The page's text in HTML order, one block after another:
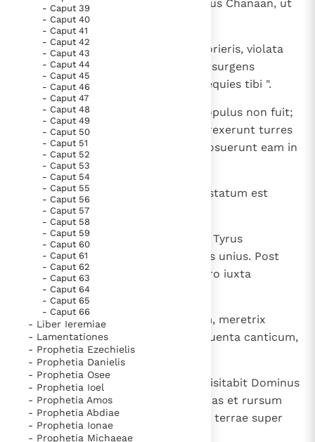
- Caput 39
- Caput 40
- Caput 41
- Caput 42
- Caput 43
- Caput 44
- Caput 45
- Caput 46
- Caput 47
- Caput 48
- Caput 49
- Caput 50
- Caput 51
- Caput 52
- Caput 53
- Caput 54
- Caput 55
- Caput 56
- Caput 57
- Caput 58
- Caput 59
- Caput 60
- Caput 61
- Caput 62
- Caput 63
- Caput 64
- Caput 65
- Caput 66
- Liber Ieremiae
- Lamentationes
- Prophetia Ezechielis
- Prophetia Danielis
- Prophetia Osee
- Prophetia Ioel
- Prophetia Amos
- Prophetia Abdiae
- Prophetia Ionae
- Prophetia Michaeae
regna. Dominus mandavit adversus Chanaan, ut
contereret munimenta eius,
et dixit: " Non adicies ultra ut glorieris, violata
virgo filia Sidonis; in Cetthim consurgens
transfreta: ibi quoque non erit requies tibi ".
Ecce terra Chaldaeorum: talis populus non fuit;
Assyria fundavit eam pro feris. Erexerunt turres
suas; suffoderunt domos eius, posuerunt eam in
ruinam.
Ululate, naves Tharsis, quia devastatum est
praesidium vestrum.
Et erit in die illa: in oblivione erit Tyrus
septuaginta annis, sicut dies regis unius. Post
septuaginta autem annos erit Tyro iuxta
canticum meretricis:
" Sume citharam, circui civitatem, meretrix
oblivioni tradita; bene cane, frequenta canticum,
ut memoria tui sit ".
Et erit: post septuaginta annos visitabit Dominus
Tyrum, et redibit ad mercedes suas et rursum
fornicabitur cum universis regnis terrae super
faciem terrae.